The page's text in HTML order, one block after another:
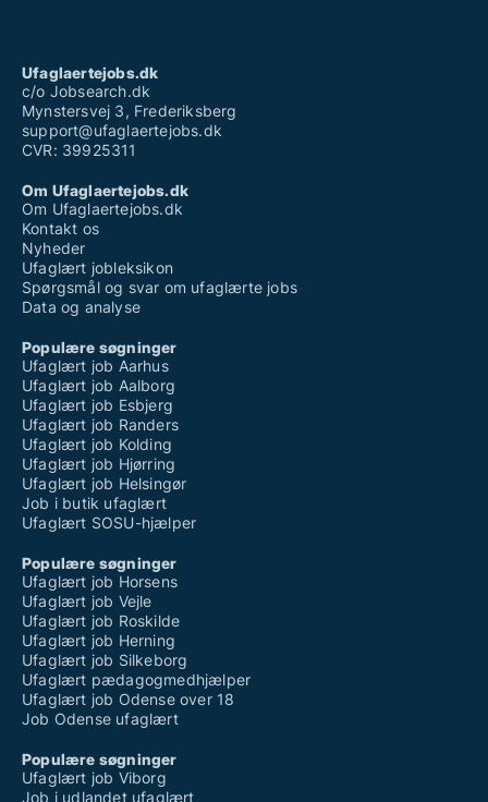
Ufaglaertejobs.dk
c/o Jobsearch.dk
Mynstersvej 3, Frederiksberg
support@ufaglaertejobs.dk
CVR: 39925311
Om Ufaglaertejobs.dk
Om Ufaglaertejobs.dk
Kontakt os
Nyheder
Ufaglært jobleksikon
Spørgsmål og svar om ufaglærte jobs
Data og analyse
Populære søgninger
Ufaglært job Aarhus
Ufaglært job Aalborg
Ufaglært job Esbjerg
Ufaglært job Randers
Ufaglært job Kolding
Ufaglært job Hjørring
Ufaglært job Helsingør
Job i butik ufaglært
Ufaglært SOSU-hjælper
Populære søgninger
Ufaglært job Horsens
Ufaglært job Vejle
Ufaglært job Roskilde
Ufaglært job Herning
Ufaglært job Silkeborg
Ufaglært pædagogmedhjælper
Ufaglært job Odense over 18
Job Odense ufaglært
Populære søgninger
Ufaglært job Viborg
Job i udlandet ufaglært